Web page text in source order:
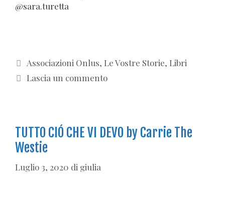
@sara.turetta
Categorie
Associazioni Onlus, Le Vostre Storie, Libri
Lascia un commento
TUTTO CIÓ CHE VI DEVO by Carrie The
Westie
Luglio 3, 2020 di giulia